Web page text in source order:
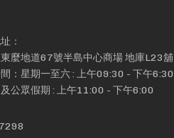
：
麼地道67號半島中心商場 地庫L23舖
：星期一至六 : 上午09:30 - 下午6:30
公眾假期 : 上午11:00 - 下午6:00